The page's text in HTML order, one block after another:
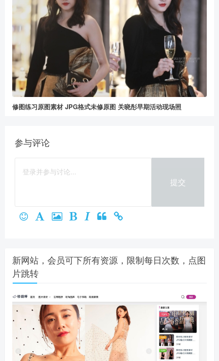
修图练习原图素材 JPG格式未修原图 关晓彤早期活动现场照
参与评论
提交
新网站，会员可下所有资源，限制每日次数，点图
片跳转